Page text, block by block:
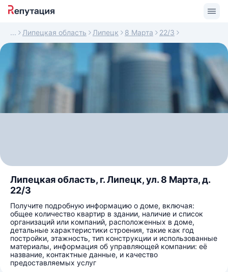
Липецкая область Липецк 8 Марта 22/3
Липецкая область, г. Липецк, ул. 8 Марта, д.
22/3
Получите подробную информацию о доме, включая:
общее количество квартир в здании, наличие и список
организаций или компаний, расположенных в доме,
детальные характеристики строения, такие как год
постройки, этажность, тип конструкции и использованные
материалы, информация об управляющей компании: её
название, контактные данные, и качество
предоставляемых услуг